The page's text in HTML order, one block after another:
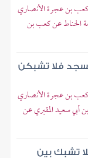
بن عجرة الأنصاري
الحناط عن كعب بن
فلا تشبكن
بن عجرة الأنصاري
سعيد المقبري عن
تشبك بين